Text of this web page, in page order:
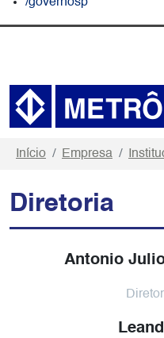
/governosp
Início Empresa
Diretoria
Antonio